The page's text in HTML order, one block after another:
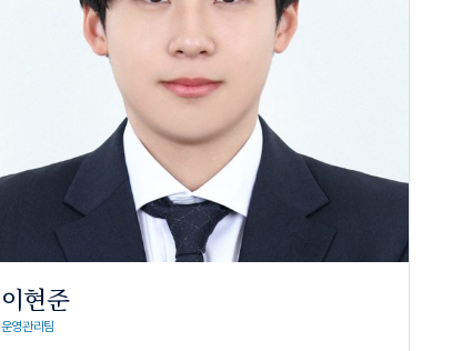
이현준
운영관리팀